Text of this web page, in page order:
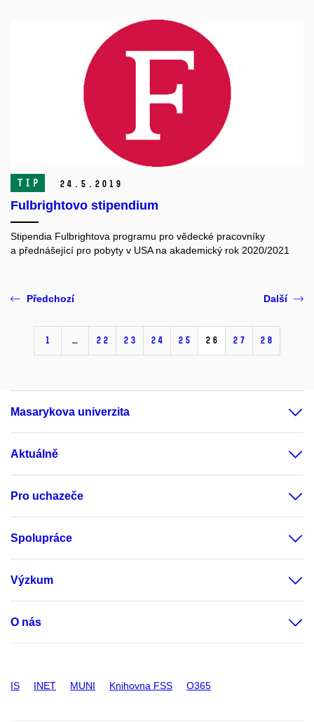
TIP 24. 5. 2019
Fulbrightovo stipendium
Stipendia Fulbrightova programu pro vědecké pracovníky
a přednášející pro pobyty v USA na akademický rok 2020/2021
Předchozí
1 … 22 23 24 25 26 27 28
Další
Masarykova univerzita
Aktuálně
Pro uchazeče
Spolupráce
Výzkum
O nás
IS INET MUNI Knihovna FSS O365